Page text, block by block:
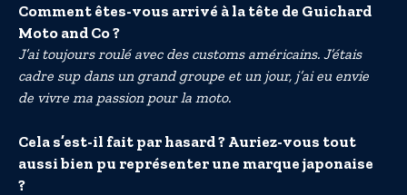
Comment êtes-vous arrivé à la tête de Guichard
Moto and Co ?
J’ai toujours roulé avec des customs américains. J’étais
cadre sup dans un grand groupe et un jour, j’ai eu envie
de vivre ma passion pour la moto.
Cela s’est-il fait par hasard ? Auriez-vous tout
aussi bien pu représenter une marque japonaise
?